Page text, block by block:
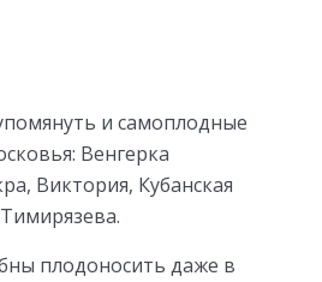
и самоплодные
Венгерка
Виктория, Кубанская
плодоносить даже в